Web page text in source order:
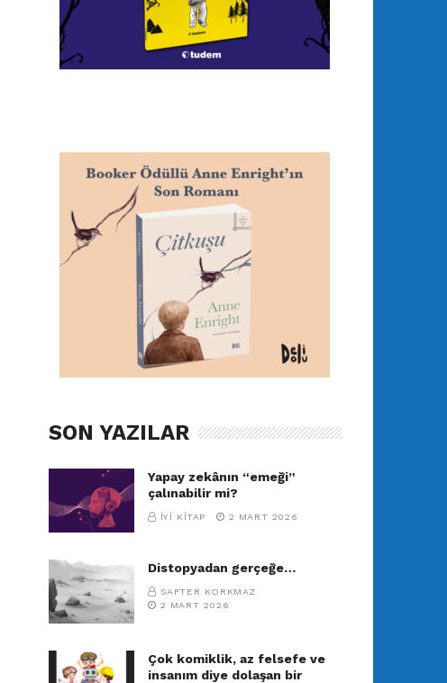
SON YAZILAR
Yapay zekânın “emeği”
çalınabilir mi?
İYI KITAP 2 MART 2026
Distopyadan gerçeğe…
SAFTER KORKMAZ
2 MART 2026
Çok komiklik, az felsefe ve
insanım diye dolaşan bir